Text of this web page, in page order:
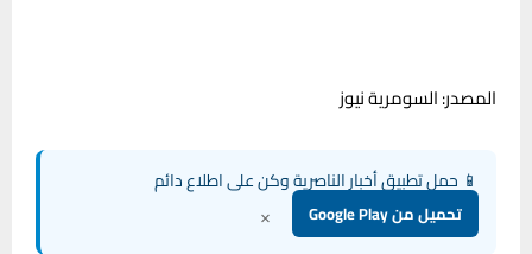
المصدر: السومرية نيوز
📱 حمل تطبيق أخبار الناصرية وكن على اطلاع دائم
تحميل من Google Play ×